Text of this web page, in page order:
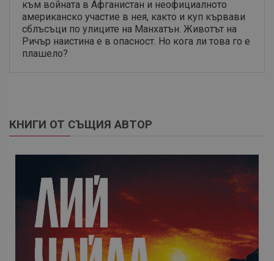
към войната в Афганистан и неофициалното
американско участие в нея, както и куп кървави
сблъсъци по улиците на Манхатън. Животът на
Ричър наистина е в опасност. Но кога ли това го е
плашело?
КНИГИ ОТ СЪЩИЯ АВТОР